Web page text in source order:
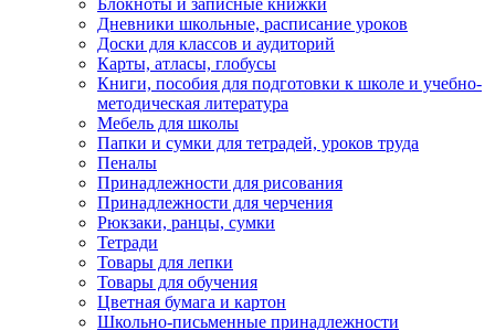
Блокноты и записные книжки
Дневники школьные, расписание уроков
Доски для классов и аудиторий
Карты, атласы, глобусы
Книги, пособия для подготовки к школе и учебно-
методическая литература
Мебель для школы
Папки и сумки для тетрадей, уроков труда
Пеналы
Принадлежности для рисования
Принадлежности для черчения
Рюкзаки, ранцы, сумки
Тетради
Товары для лепки
Товары для обучения
Цветная бумага и картон
Школьно-письменные принадлежности